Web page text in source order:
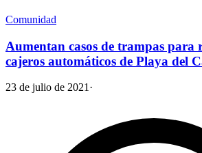
Comunidad
Aumentan casos de trampas para
cajeros automáticos de Playa del
23 de julio de 2021 ·